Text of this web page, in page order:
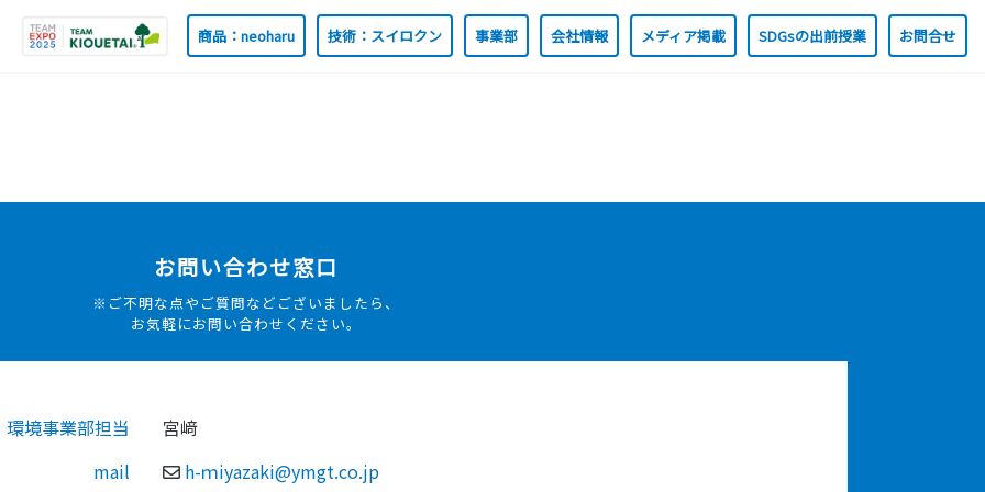
商品：neoharu 技術：スイロクン 事業部 会社情報 メディア掲載 SDGsの出前授業 お問合せ
お問い合わせ窓口
※ご不明な点やご質問などございましたら、
お気軽にお問い合わせください。
環境事業部担当
宮﨑
mail
h-ｍiyazaki@ymgt.co.jp